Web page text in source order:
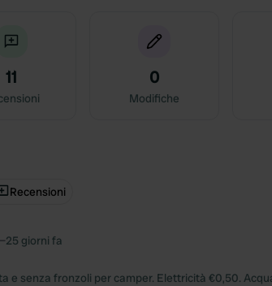
11 0
Modifiche
Recensioni
25 giorni fa
e senza fronzoli per camper. Elettricità €0,50.